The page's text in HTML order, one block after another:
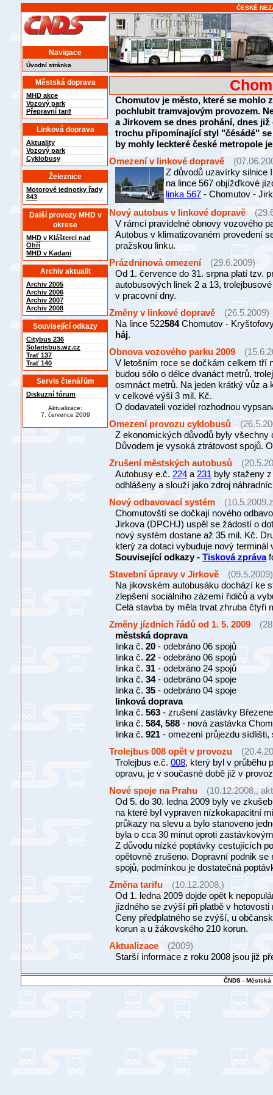
ČESKÉ
Navigace
Úvodní stránka
Městská doprava
MHD akce
Vozový park
Přepravní tarif
Linková doprava
Aktuality
Vozový park
Cyklobusy
Železnice
Motorové jednotky řady
843
Další provozy MHD v
okrese
MHD v Klášterci nad
Ohří
MHD v Kadani
Archiv aktualit
Archiv 2005
Archiv 2006
Archiv 2007
Archiv 2008
Související odkazy
Citybus 236
Solarisbus.wz.cz
Trať 137
Trať 140
Servis čtenářům
Diskuzní fórum
Aktualizace:
7. července 2009
Chomutov je město, které se mohlo
pochlubit tramvajovým provozem.
a Jirkovem se dnes prohání, dnes
trochu připomínající styl "čésádé"
by mohly leckteré české metropole
Omezení v linkové dopravě
Z důvodů uzavírky silnice
na lince 567 objížďkové
linka 567 - Chomutov -
Nový autobus v linkové dopravě
V rámci pravidelné obnovy vozového
Autobus v klimatizovaném provedení
pražskou linku.
Prázdninová omezení
(29.6.2009)
Od 1. července do 31. srpna platí tzv.
autobusových linek 2 a 13,
v pracovní dny.
Změny v linkové dopravě
(26.5.2009)
Na lince 522584Chomutov -
háj.
Obnova vozového parku 2009
V letošním roce se dočkám celkem tří
budou sólo o délce dvanáct metrů,
osmnáct metrů. Na jeden krátký vůz a
v celkové výši 3 mil. Kč.
O dodavateli vozidel rozhodnou
Omezení provozu cyklobusů
Z ekonomických důvodů byly
Důvodem je vysoká ztrátovost spojů.
Zrušení městských autobusů
Autobusy e.č. 224 a 231 byly staženy
odhlášeny a slouží jako zdroj
Nový odbavovací systém
Chomutovští se dočkají nového
Jirkova (DPCHJ) uspěl se žádostí o
nový systém dostane až 35 mil. Kč.
který za dotaci vybuduje nový terminál
Související odkazy - Tisková zpráva
Stavební úpravy v Jirkově
(09.5.2009)
Na jikovském autobusáku dochází ke
zlepšení sociálního zázemí řidičů a
Celá stavba by měla trvat zhruba čtyři
Změny jízdních řádů od 1. 5. 2009
městská doprava
linka č. 20 - odebráno 06 spojů
linka č. 22 - odebráno 06 spojů
linka č. 31 - odebráno 24 spojů
linka č. 34- odebráno 04 spoje
linka č. 35 - odebráno 04 spoje
linková doprava
linka č. 563 - zrušení zastávky
linka č. 584, 588- nová zastávka
linka č. 921 - omezení průjezdu sídlišti,
Trolejbus 008 opět v provozu
Trolejbus e.č. 008, který byl v průběhu
opravu, je v současné době již v
Nové spoje na Prahu
(10.12.2008,,
Od 5. do 30. ledna 2009 byly ve
na které byl vypraven nízkokapacitní
průkazy na slevu a bylo stanoveno
byla o cca 30 minut oproti
Z důvodu nízké poptávky cestujících
opětovně zrušeno. Dopravní podnik
spojů, podmínkou je dostatečná
Změna tarifu
(10.12.2008,)
Od 1. ledna 2009 dojde opět k
jízdného se zvýší při platbě v
Ceny předplatného se zvýší, u
korun a u žákovského 210 korun.
Aktualizace
(2009)
Starší informace z roku 2008 jsou již
ČNDS -